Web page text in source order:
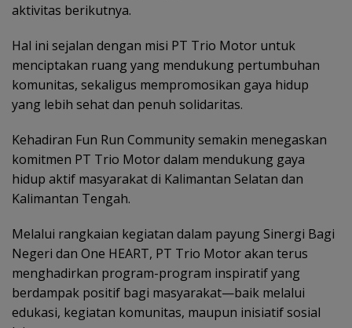
aktivitas berikutnya.
Hal ini sejalan dengan misi PT Trio Motor untuk
menciptakan ruang yang mendukung pertumbuhan
komunitas, sekaligus mempromosikan gaya hidup
yang lebih sehat dan penuh solidaritas.
Kehadiran Fun Run Community semakin menegaskan
komitmen PT Trio Motor dalam mendukung gaya
hidup aktif masyarakat di Kalimantan Selatan dan
Kalimantan Tengah.
Melalui rangkaian kegiatan dalam payung Sinergi Bagi
Negeri dan One HEART, PT Trio Motor akan terus
menghadirkan program-program inspiratif yang
berdampak positif bagi masyarakat—baik melalui
edukasi, kegiatan komunitas, maupun inisiatif sosial